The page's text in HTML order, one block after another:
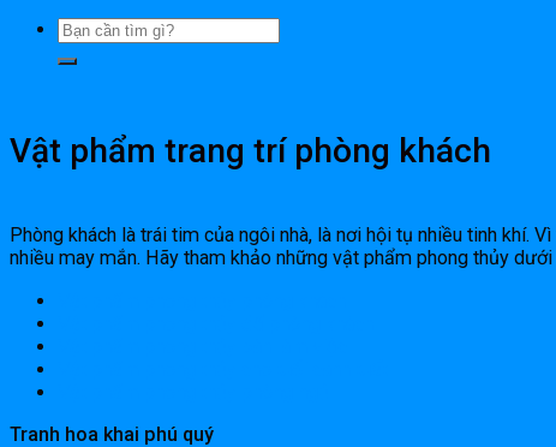
Vật phẩm trang trí phòng khách
Phòng khách là trái tim của ngôi nhà, là nơi hội tụ nhiều tinh khí.
nhiều may mắn. Hãy tham khảo những vật phẩm phong thủy
Tranh hoa khai phú quý